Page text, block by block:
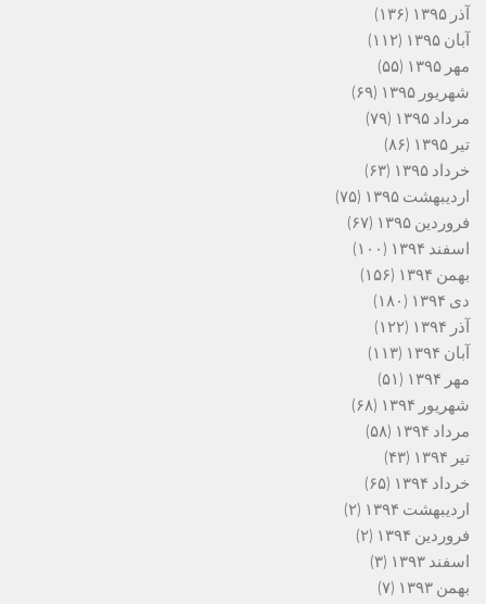
آذر ۱۳۹۵
(۱۳۶)
آبان ۱۳۹۵
(۱۱۲)
مهر ۱۳۹۵
(۵۵)
شهریور ۱۳۹۵
(۶۹)
مرداد ۱۳۹۵
(۷۹)
تیر ۱۳۹۵
(۸۶)
خرداد ۱۳۹۵
(۶۳)
اردیبهشت ۱۳۹۵
(۷۵)
فروردین ۱۳۹۵
(۶۷)
اسفند ۱۳۹۴
(۱۰۰)
بهمن ۱۳۹۴
(۱۵۶)
دی ۱۳۹۴
(۱۸۰)
آذر ۱۳۹۴
(۱۲۲)
آبان ۱۳۹۴
(۱۱۳)
مهر ۱۳۹۴
(۵۱)
شهریور ۱۳۹۴
(۶۸)
مرداد ۱۳۹۴
(۵۸)
تیر ۱۳۹۴
(۴۳)
خرداد ۱۳۹۴
(۶۵)
اردیبهشت ۱۳۹۴
(۲)
فروردین ۱۳۹۴
(۲)
اسفند ۱۳۹۳
(۳)
بهمن ۱۳۹۳
(۷)